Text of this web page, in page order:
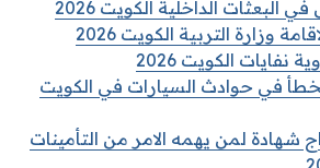
البعثات الداخلية الكويت 2026
وزارة التربية الكويت 2026
الكويت 2026
في حوادث السيارات في الكويت
شهادة لمن يهمه الامر من التأمينات